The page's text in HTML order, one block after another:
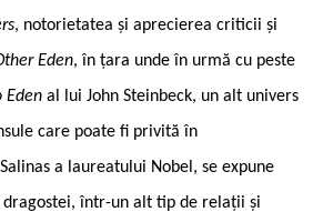
, notorietatea și aprecierea criticii și
Eden, în țara unde în urmă cu peste
Eden al lui John Steinbeck, un alt univers
care poate fi privită în
a laureatului Nobel, se expune
într-un alt tip de relații și